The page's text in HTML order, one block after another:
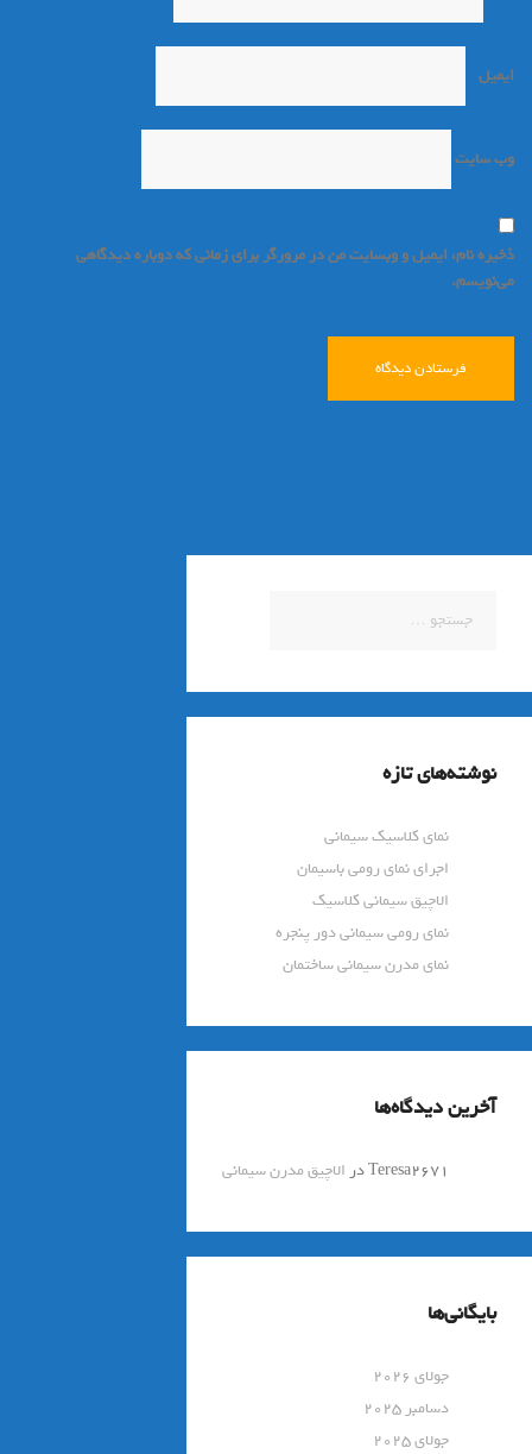
ایمیل
وب‌ سایت
ذخیره نام، ایمیل و وبسایت من در مرورگر برای زمانی که دوباره دیدگاهی
می‌نویسم.
برای:
نوشته‌های تازه
نمای کلاسیک سیمانی
اجرای نمای رومی باسیمان
الاچیق سیمانی کلاسیک
نمای رومی سیمانی دور پنجره
نمای مدرن سیمانی ساختمان
آخرین دیدگاه‌ها
Teresa2671در الاچیق مدرن سیمانی
بایگانی‌ها
جولای 2026
دسامبر 2025
جولای 2025